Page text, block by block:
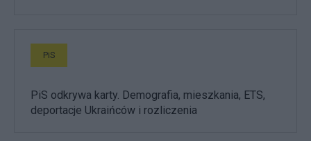
PiS
PiS odkrywa karty. Demografia, mieszkania, ETS,
deportacje Ukraińców i rozliczenia